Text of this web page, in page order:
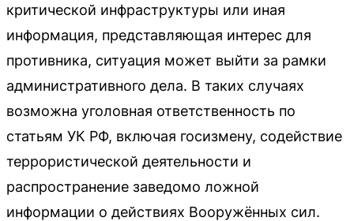
критической инфраструктуры или иная
информация, представляющая интерес для
противника, ситуация может выйти за рамки
административного дела. В таких случаях
возможна уголовная ответственность по
статьям УК РФ, включая госизмену, содействие
террористической деятельности и
распространение заведомо ложной
информации о действиях Вооружённых сил.